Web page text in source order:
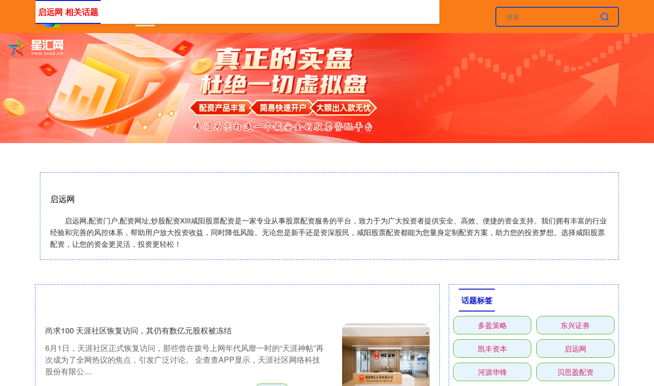
启远网
启远网,配资门户,配资网址,炒股配资XIII‌咸阳股票配资是一家专业从事股票配资服务的平台，致力于为广大投资者提供安全、高效、便捷的资金支持。我们拥有丰富的行业
经验和完善的风控体系，帮助用户放大投资收益，同时降低风险。无论您是新手还是资深股民，咸阳股票配资都能为您量身定制配资方案，助力您的投资梦想。选择咸阳股票
配资，让您的资金更灵活，投资更轻松！
启远网 相关话题
尚求100 天涯社区恢复访问，其仍有数亿元股权被冻结
6月1日，天涯社区正式恢复访问，那些曾在拨号上网年代风靡一时的“天涯神帖”再
次成为了全网热议的焦点，引发广泛讨论。 企查查APP显示，天涯社区网络科技
股份有限公....
话题标签
多盈策略 东兴证券
凯丰资本 启远网
河源华锋 贝思盈配资